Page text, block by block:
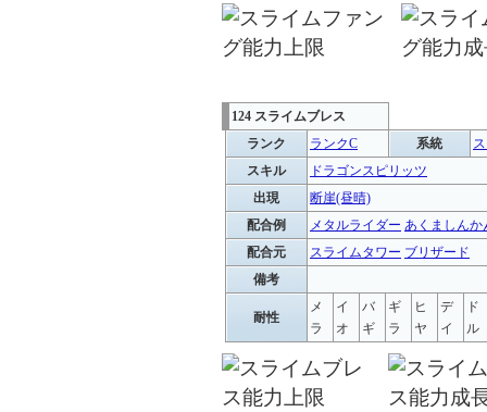
124 スライムブレス
ランク
ランクC 系統
スキル
ドラゴンスピリッツ
出現
断崖(昼晴)
配合例
メタルライダー あくましんか
配合元
スライムタワー ブリザード
備考
耐性
メ
ラ
イ
オ
バ
ギ
ギ
ラ
ヒ
ヤ
デ
イ
ド
ル